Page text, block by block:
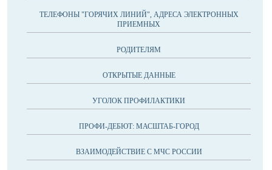
ТЕЛЕФОНЫ "ГОРЯЧИХ ЛИНИЙ", АДРЕСА ЭЛЕКТРОННЫХ
ПРИЕМНЫХ
РОДИТЕЛЯМ
ОТКРЫТЫЕ ДАННЫЕ
УГОЛОК ПРОФИЛАКТИКИ
ПРОФИ-ДЕБЮТ: МАСШТАБ-ГОРОД
ВЗАИМОДЕЙСТВИЕ С МЧС РОССИИ